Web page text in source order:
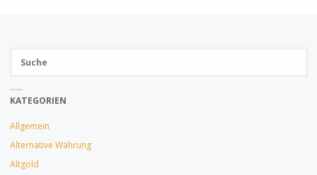
KATEGORIEN
Allgemein
Alternative Währung
Altgold